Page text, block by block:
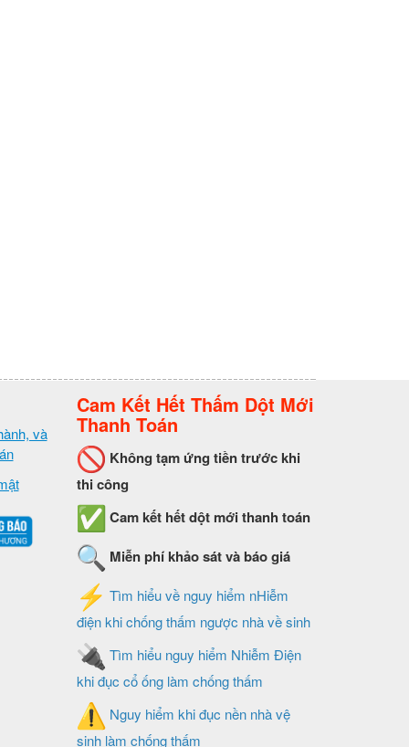
và
Cam Kết Hết Thấm Dột Mới
Thanh Toán
Không tạm ứng tiền trước khi
thi công
Cam kết hết dột mới thanh toán
Miễn phí khảo sát và báo giá
Tìm hiểu về nguy hiểm nHiễm
điện khi chống thấm ngược nhà về sinh
Tìm hiểu nguy hiểm Nhiễm Điện
khi đục cổ ống làm chống thấm
Nguy hiểm khi đục nền nhà vệ
sinh làm chống thấm